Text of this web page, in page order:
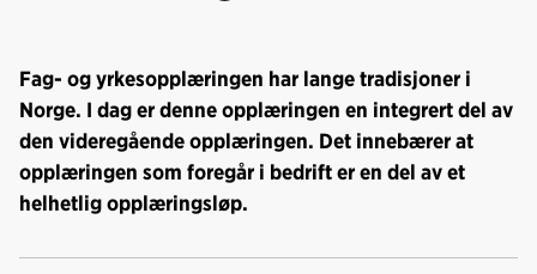
Fag- og yrkesopplæringen har lange tradisjoner i
Norge. I dag er denne opplæringen en integrert del av
den videregående opplæringen. Det innebærer at
opplæringen som foregår i bedrift er en del av et
helhetlig opplæringsløp.